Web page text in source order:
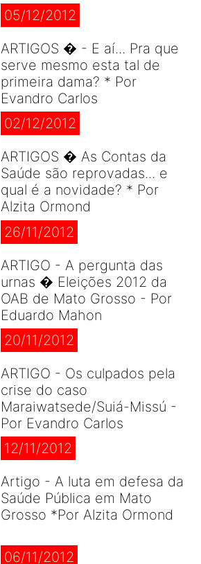
05/12/2012
ARTIGOS � - E aí... Pra que
serve mesmo esta tal de
primeira dama? * Por
Evandro Carlos
02/12/2012
ARTIGOS � As Contas da
Saúde são reprovadas... e
qual é a novidade? * Por
Alzita Ormond
26/11/2012
ARTIGO - A pergunta das
urnas � Eleições 2012 da
OAB de Mato Grosso - Por
Eduardo Mahon
20/11/2012
ARTIGO - Os culpados pela
crise do caso
Maraiwatsede/Suiá-Missú -
Por Evandro Carlos
12/11/2012
Artigo - A luta em defesa da
Saúde Pública em Mato
Grosso *Por Alzita Ormond
06/11/2012